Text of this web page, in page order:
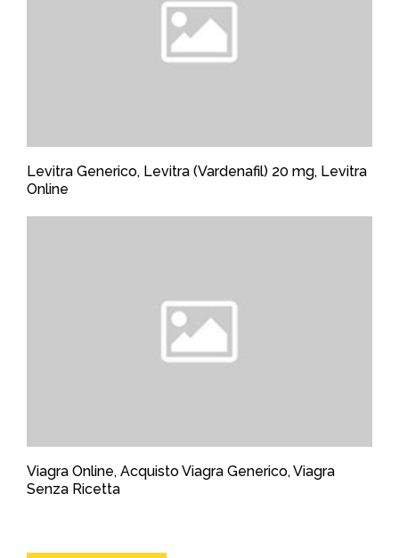
Levitra Generico, Levitra (Vardenafil) 20 mg, Levitra
Online
Viagra Online, Acquisto Viagra Generico, Viagra
Senza Ricetta